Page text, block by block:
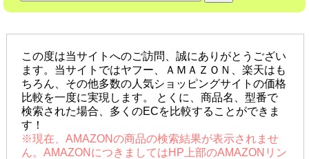
この度は当サイトへのご訪問、誠にありがとうござい
ます。当サイトではヤフー、ＡＭＡＺＯＮ、楽天はも
ちろん、その他多数の人気ショッピングサイトの価格
比較を一度に実現します。 とくに、商品名、型番で
検索された場合、多くのECを比較することができま
す！
※現在、AMAZONの商品の検索結果が表示されませ
ん。AMAZONにつきましてはHP上部のAMAZONリン